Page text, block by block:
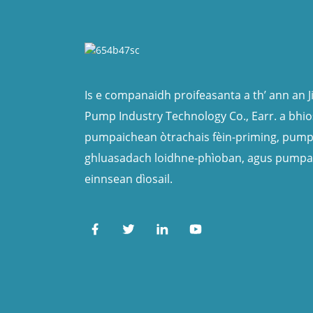
Is e companaidh proifeasanta a th’ ann an
Pump Industry Technology Co., Earr. a
pumpaichean òtrachais fèin-priming,
ghluasadach loidhne-phìoban, agus
einnsean dìosail.